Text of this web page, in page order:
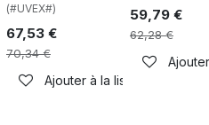
de souhaits
(#UVEX#)
67,53€
70,34€
Ajouter à la liste de souhaits
59,79€
62,28€